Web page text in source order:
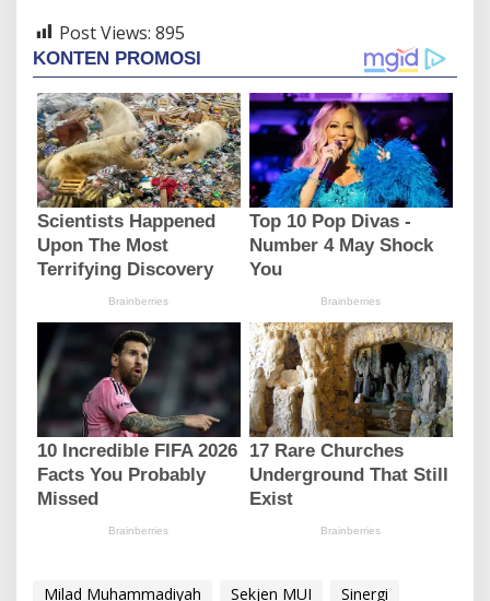
Post Views: 895
Milad Muhammadiyah Sekjen MUI Sinergi